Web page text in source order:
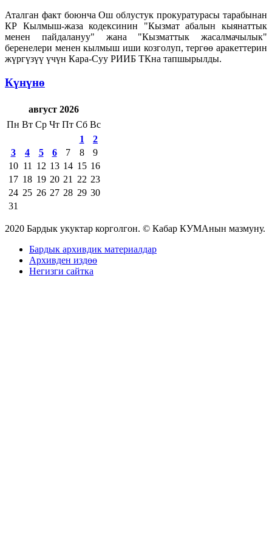
Аталган факт боюнча Ош облустук прокуратурасы тарабынан
КР Кылмыш-жаза кодексинин "Кызмат абалын кыянаттык
менен пайдалануу" жана "Кызматтык жасалмачылык"
беренелери менен кылмыш иши козголуп, тергөө аракеттерин
жүргүзүү үчүн Кара-Суу РИИБ ТКна тапшырылды.
Күнүнө
август 2026
Пн Вт Ср Чт Пт Сб Вс
1
2
3
4 5 6 7 8
9
10 11 12 13 14 15 16
17 18 19 20 21 22 23
24 25 26 27 28 29 30
31
2020 Бардык укуктар корголгон. © Кабар КУМАнын мазмуну.
Бардык архивдик материалдар
Архивден издөө
Негизги сайтка